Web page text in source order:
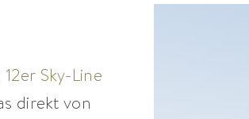
12er Sky-Line
direkt von